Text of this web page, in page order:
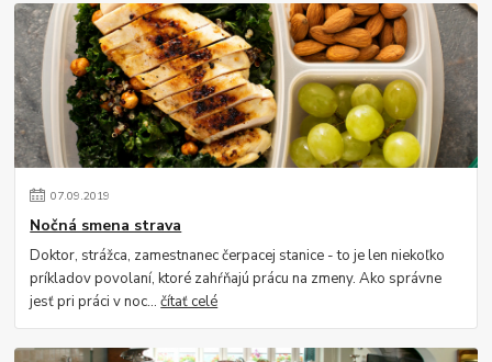
07.09.2019
Nočná smena strava
Doktor, strážca, zamestnanec čerpacej stanice - to je len niekoľko
príkladov povolaní, ktoré zahŕňajú prácu na zmeny. Ako správne
jesť pri práci v noc...čítať celé